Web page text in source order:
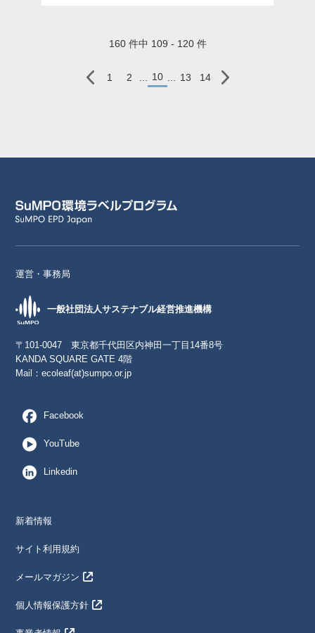
160 件中 109 - 120 件
1 2 ... 10 ... 13 14
運営・事務局
一般社団法人サステナブル経営推進機構
〒101-0047 東京都千代田区内神田一丁目14番8号
KANDA SQUARE GATE 4階
Mail：ecoleaf(at)sumpo.or.jp
Facebook
YouTube
Linkedin
新着情報
サイト利用規約
メールマガジン
個人情報保護方針